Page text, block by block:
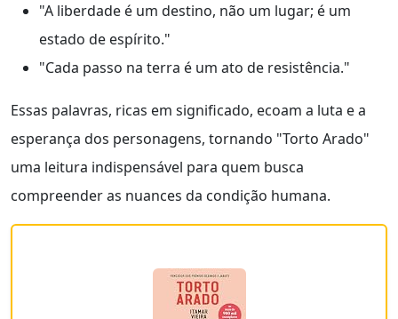
"A liberdade é um destino, não um lugar; é um
estado de espírito."
"Cada passo na terra é um ato de resistência."
Essas palavras, ricas em significado, ecoam a luta e a
esperança dos personagens, tornando "Torto Arado"
uma leitura indispensável para quem busca
compreender as nuances da condição humana.